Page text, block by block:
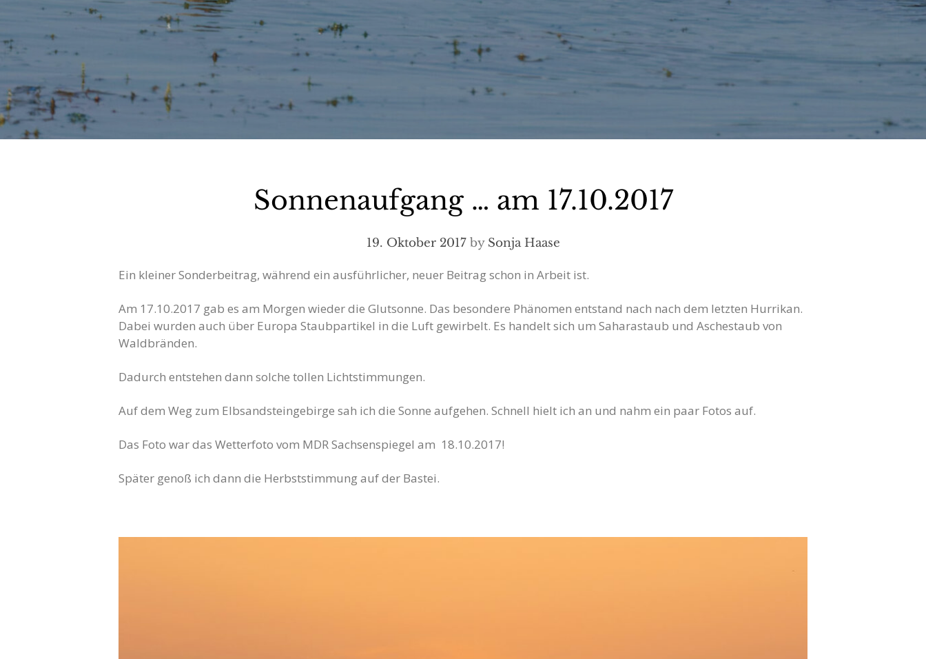
Sonnenaufgang … am 17.10.2017
19. Oktober 2017by Sonja Haase
Ein kleiner Sonderbeitrag, während ein ausführlicher, neuer Beitrag schon in Arbeit ist.
Am 17.10.2017 gab es am Morgen wieder die Glutsonne. Das besondere Phänomen entstand nach nach dem letzten Hurrikan.
Dabei wurden auch über Europa Staubpartikel in die Luft gewirbelt. Es handelt sich um Saharastaub und Aschestaub von
Waldbränden.
Dadurch entstehen dann solche tollen Lichtstimmungen.
Auf dem Weg zum Elbsandsteingebirge sah ich die Sonne aufgehen. Schnell hielt ich an und nahm ein paar Fotos auf.
Das Foto war das Wetterfoto vom MDR Sachsenspiegel am 18.10.2017!
Später genoß ich dann die Herbststimmung auf der Bastei.